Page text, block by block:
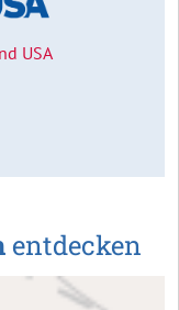
USA
entdecken